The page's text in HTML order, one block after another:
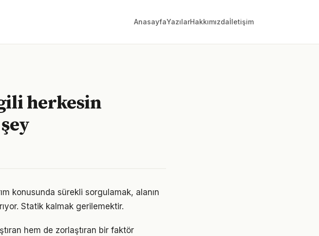
AnasayfaYazılarHakkımızdaİletişim
herkesin
konusunda sürekli sorgulamak, alanın
Statik kalmak gerilemektir.
hem de zorlaştıran bir faktör